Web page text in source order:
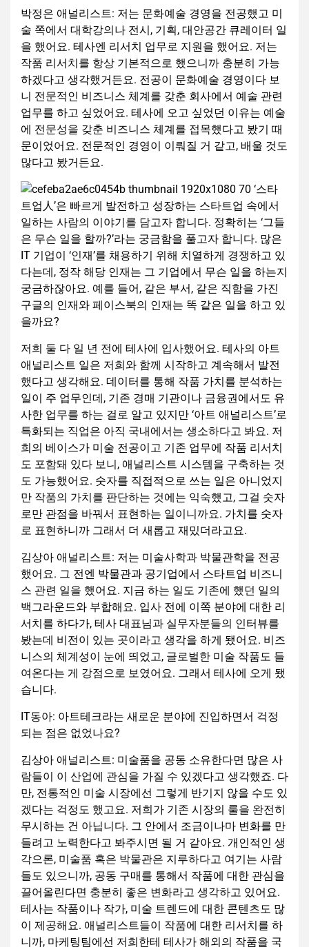
박정은 애널리스트: 저는 문화예술 경영을 전공했고 미
술 쪽에서 대학강의나 전시, 기획, 대안공간 큐레이터 일
을 했어요. 테사엔 리서치 업무로 지원을 했어요. 저는
작품 리서치를 항상 기본적으로 했으니까 충분히 가능
하겠다고 생각했거든요. 전공이 문화예술 경영이다 보
니 전문적인 비즈니스 체계를 갖춘 회사에서 예술 관련
업무를 하고 싶었어요. 테사에 오고 싶었던 이유는 예술
에 전문성을 갖춘 비즈니스 체계를 접목했다고 봤기 때
문이었어요. 전문적인 경영이 이뤄질 거 같고, 배울 것도
많다고 봤거든요.
저희 둘 다 일 년 전에 테사에 입사했어요. 테사의 아트
애널리스트 일은 저희와 함께 시작하고 계속해서 발전
했다고 생각해요. 데이터를 통해 작품 가치를 분석하는
일이 주 업무인데, 기존 경매 기관이나 금융권에서도 유
사한 업무를 하는 걸로 알고 있지만 ‘아트 애널리스트’로
특화되는 직업은 아직 국내에서는 생소하다고 봐요. 저
희의 베이스가 미술 전공이고 기존 업무에 작품 리서치
도 포함돼 있다 보니, 애널리스트 시스템을 구축하는 것
도 가능했어요. 숫자를 직접적으로 쓰는 일은 아니었지
만 작품의 가치를 판단하는 것에는 익숙했고, 그걸 숫자
로만 관점을 바꿔서 표현하는 일이니까요. 가치를 숫자
로 표현하니까 그래서 더 새롭고 재밌더라고요.
김상아 애널리스트: 저는 미술사학과 박물관학을 전공
했어요. 그 전엔 박물관과 공기업에서 스타트업 비즈니
스 관련 일을 했어요. 지금 하는 일도 기존에 했던 일의
백그라운드와 부합해요. 입사 전에 이쪽 분야에 대한 리
서치를 하다가, 테사 대표님과 실무자분들의 인터뷰를
봤는데 비전이 있는 곳이라고 생각을 하게 됐어요. 비즈
니스의 체계성이 눈에 띄었고, 글로벌한 미술 작품도 들
여온다는 게 강점으로 보였어요. 그래서 테사에 오게 됐
습니다.
IT동아: 아트테크라는 새로운 분야에 진입하면서 걱정
되는 점은 없었나요?
김상아 애널리스트: 미술품을 공동 소유한다면 많은 사
람들이 이 산업에 관심을 가질 수 있겠다고 생각했죠. 다
만, 전통적인 미술 시장에선 그렇게 반기지 않을 수도 있
겠다는 걱정도 했고요. 저희가 기존 시장의 룰을 완전히
무시하는 건 아닙니다. 그 안에서 조금이나마 변화를 만
들려고 노력한다고 봐주시면 될 거 같아요. 개인적인 생
각으론, 미술품 혹은 박물관은 지루하다고 여기는 사람
들도 있으니까, 공동 구매를 통해서 작품에 대한 관심을
끌어올린다면 충분히 좋은 변화라고 생각하고 있어요.
테사는 작품이나 작가, 미술 트렌드에 대한 콘텐츠도 많
이 제공해요. 애널리스트들이 작품에 대한 리서치를 하
니까, 마케팅팀에선 저희한테 테사가 해외의 작품을 국